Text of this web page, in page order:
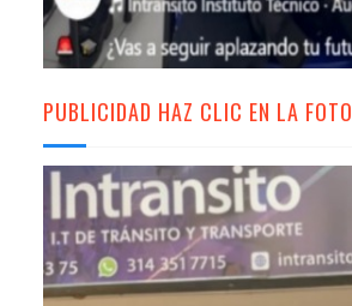
PUBLICIDAD HAZ CLIC EN LA FOTO